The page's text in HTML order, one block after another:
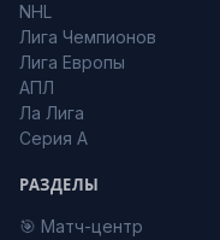
NHL
Лига Чемпионов
Лига Европы
АПЛ
Ла Лига
Серия А
РАЗДЕЛЫ
🎯 Матч-центр